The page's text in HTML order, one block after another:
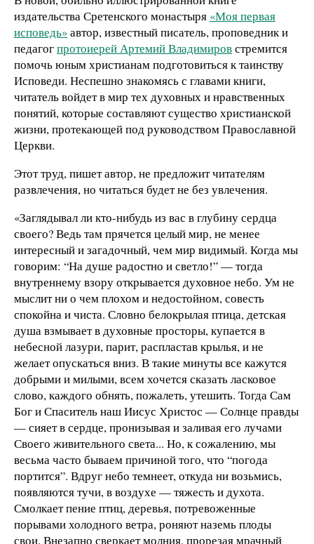
издательства Сретенского монастыря «Моя первая
исповедь»автор, известный писатель, проповедник и
педагогпротоиерей Артемий Владимировстремится
помочь юным христианам подготовиться к таинству
Исповеди. Неспешно знакомясь с главами книги,
читатель войдет в мир тех духовных и нравственных
понятий, которые составляют существо христианской
жизни, протекающей под руководством Православной
Церкви.
Этот труд, пишет автор, не предложит читателям
развлечения, но читаться будет не без увлечения.
«Заглядывал ли кто-нибудь из вас в глубину сердца
своего? Ведь там прячется целый мир, не менее
интересный и загадочный, чем мир видимый. Когда мы
говорим: “На душе радостно и светло!” — тогда
внутреннему взору открывается духовное небо. Ум не
мыслит ни о чем плохом и недостойном, совесть
спокойна и чиста. Словно белокрылая птица, детская
душа взмывает в духовные просторы, купается в
небесной лазури, парит, распластав крылья, и не
желает опускаться вниз. В такие минуты все кажутся
добрыми и милыми, всем хочется сказать ласковое
слово, каждого обнять, пожалеть, утешить. Тогда Сам
Бог и Спаситель наш Иисус Христос — Солнце правды
— сияет в сердце, пронизывая и заливая его лучами
Своего живительного света... Но, к сожалению, мы
весьма часто бываем причиной того, что “погода
портится”. Вдруг небо темнеет, откуда ни возьмись,
появляются тучи, в воздухе — тяжесть и духота.
Смолкает пение птиц, деревья, потревоженные
порывами холодного ветра, роняют наземь плоды
свои. Внезапно сверкает молния, прорезая мрачный